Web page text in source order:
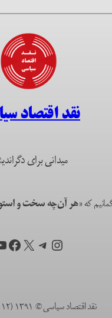
نقد اقتصاد
میدانی برای
که«هر آن‌چه سخت و
اینستاگرم
تلگرام
X
نقد اقتصاد سیاسی © ۱۳۹۱ (۲۰۱۲) تا به امروز